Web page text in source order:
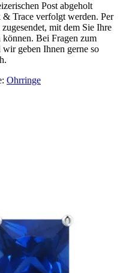
Post abgeholt
Trace verfolgt werden. Per
mit dem Sie Ihre
Bei Fragen zum
wir geben Ihnen gerne so
Ohrringe